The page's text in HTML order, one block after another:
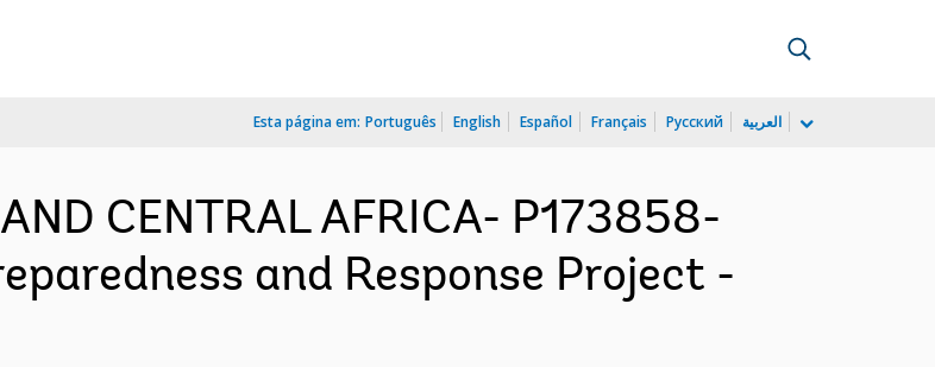
Esta página em: Português English Español Français Русский العربية
CENTRAL AFRICA- P173858-
and Response Project -